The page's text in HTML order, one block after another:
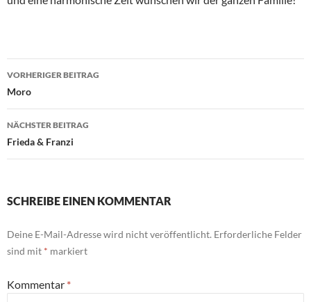
Beitragsnavigation
VORHERIGER BEITRAG
Moro
NÄCHSTER BEITRAG
Frieda & Franzi
SCHREIBE EINEN KOMMENTAR
Deine E-Mail-Adresse wird nicht veröffentlicht. Erforderliche Felder
sind mit * markiert
Kommentar *